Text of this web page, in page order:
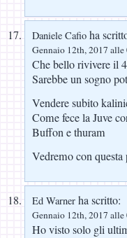
Daniele Cafio ha
Gennaio 12th, 2017 alle
Che bello rivivere il
Sarebbe un sogno
Vendere subito
Come fece la Juve
Buffon e thuram
Vedremo con
Ed Warner ha scritto:
Gennaio 12th, 2017 alle
Ho visto solo gli